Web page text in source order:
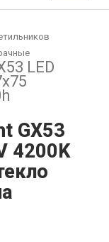
LED
GX53
4200K